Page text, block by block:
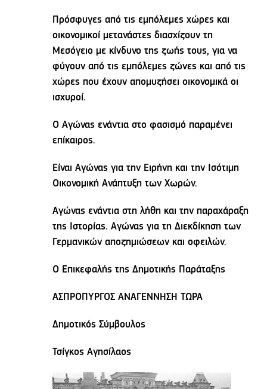
Πρόσφυγες από τις εμπόλεμες χώρες και
οικονομικοί μετανάστες διασχίζουν τη
Μεσόγειο με κίνδυνο της ζωής τους, για να
φύγουν από τις εμπόλεμες ζώνες και από τις
χώρες που έχουν απομυζήσει οικονομικά οι
ισχυροί.
Ο Αγώνας ενάντια στο φασισμό παραμένει
επίκαιρος.
Είναι Αγώνας για την Ειρήνη και την Ισότιμη
Οικονομική Ανάπτυξη των Χωρών.
Αγώνας ενάντια στη λήθη και την παραχάραξη
της Ιστορίας. Αγώνας για τη Διεκδίκηση των
Γερμανικών αποζημιώσεων και οφειλών.
Ο Επικεφαλής της Δημοτικής Παράταξης
ΑΣΠΡΟΠΥΡΓΟΣ ΑΝΑΓΕΝΝΗΣΗ ΤΩΡΑ
Δημοτικός Σύμβουλος
Τσίγκος Αγησίλαος